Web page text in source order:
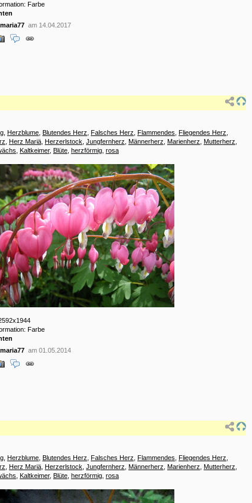
Farbe
maria77 am 14.04.2017
Herzblume Blutendes Herz Falsches Herz Flammendes Fliegendes Herz
Herz Mariä Herzerlstock Jungfernherz Männerherz Marienherz Mutterherz
Kaltkeimer, Blüte herzförmig rosa
Farbe
maria77 am 01.05.2014
Herzblume Blutendes Herz Falsches Herz Flammendes Fliegendes Herz
Herz Mariä Herzerlstock Jungfernherz Männerherz Marienherz Mutterherz
Kaltkeimer, Blüte herzförmig rosa